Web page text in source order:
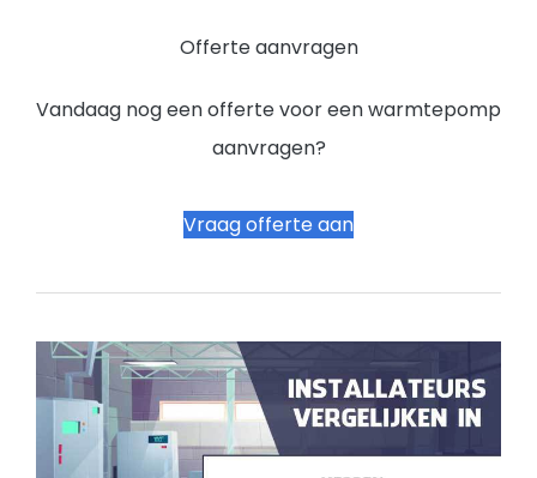
Offerte aanvragen
Vandaag nog een offerte voor een warmtepomp
aanvragen?
Vraag offerte aan